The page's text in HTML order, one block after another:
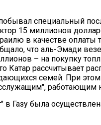
специальный
15 миллионов
в качестве оплаты
что аль-Эмади
– на покупку
Катар рассчитывает
семей. При этом
работающим
в Газу была